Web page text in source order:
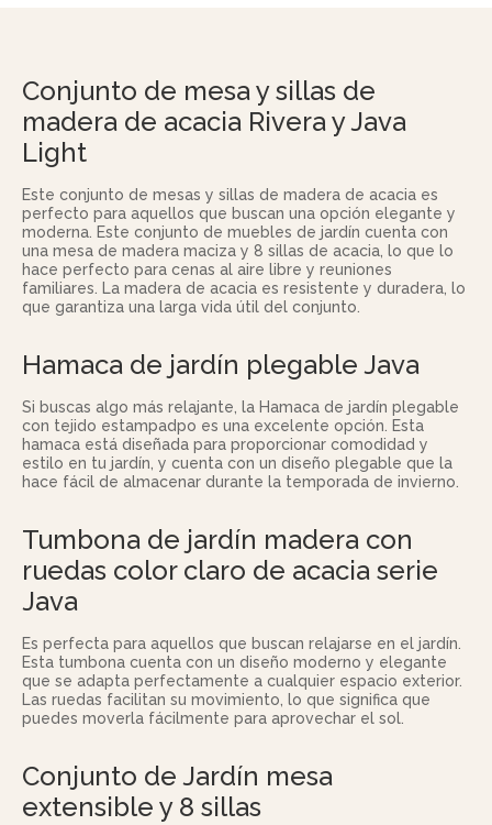
Conjunto de mesa y sillas de
madera de acacia Rivera y Java
Light
Este conjunto de mesas y sillas de madera de acacia es
perfecto para aquellos que buscan una opción elegante y
moderna. Este conjunto de muebles de jardín cuenta con
una mesa de madera maciza y 8 sillas de acacia, lo que lo
hace perfecto para cenas al aire libre y reuniones
familiares. La madera de acacia es resistente y duradera, lo
que garantiza una larga vida útil del conjunto.
Hamaca de jardín plegable Java
Si buscas algo más relajante, la Hamaca de jardín plegable
con tejido estampadpo es una excelente opción. Esta
hamaca está diseñada para proporcionar comodidad y
estilo en tu jardín, y cuenta con un diseño plegable que la
hace fácil de almacenar durante la temporada de invierno.
Tumbona de jardín madera con
ruedas color claro de acacia serie
Java
Es perfecta para aquellos que buscan relajarse en el jardín.
Esta tumbona cuenta con un diseño moderno y elegante
que se adapta perfectamente a cualquier espacio exterior.
Las ruedas facilitan su movimiento, lo que significa que
puedes moverla fácilmente para aprovechar el sol.
Conjunto de Jardín mesa
extensible y 8 sillas